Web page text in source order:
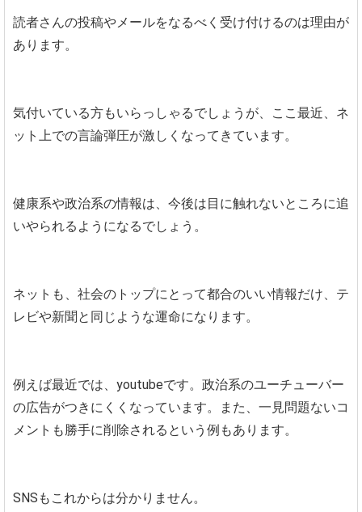
読者さんの投稿やメールをなるべく受け付けるのは理由が
あります。
気付いている方もいらっしゃるでしょうが、ここ最近、ネ
ット上での言論弾圧が激しくなってきています。
健康系や政治系の情報は、今後は目に触れないところに追
いやられるようになるでしょう。
ネットも、社会のトップにとって都合のいい情報だけ、テ
レビや新聞と同じような運命になります。
例えば最近では、youtubeです。政治系のユーチューバー
の広告がつきにくくなっています。また、一見問題ないコ
メントも勝手に削除されるという例もあります。
SNSもこれからは分かりません。